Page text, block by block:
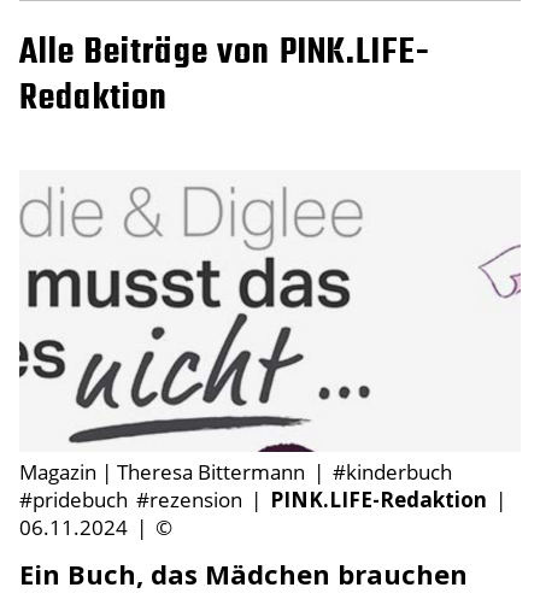
Alle Beiträge von PINK.LIFE-
Redaktion
Magazin | Theresa Bittermann | #kinderbuch
#pridebuch #rezension | PINK.LIFE-Redaktion |
06.11.2024 | ©
Ein Buch, das Mädchen brauchen